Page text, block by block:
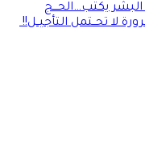
يكتب…الحـــج
لا تحــتمل التأجيــل!!